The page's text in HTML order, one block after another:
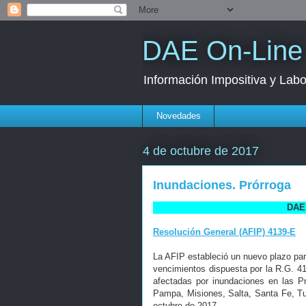
DAE On-Line
Información Impositiva y
Novedades
4 de octubre de 2017
Inundaciones. Prórroga
Resolución General (AFIP) 4139-E
La AFIP estableció un nuevo plazo
vencimientos dispuesta por la R.G.
afectadas por inundaciones en las
Pampa, Misiones, Salta, Santa Fe,